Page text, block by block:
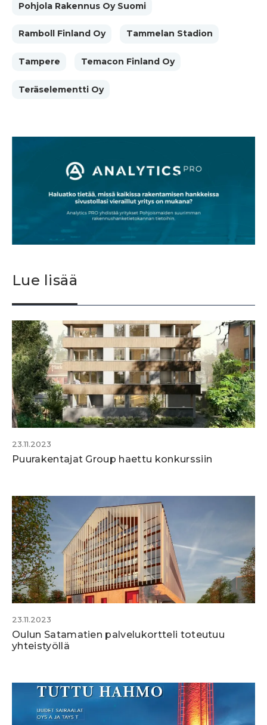
Pohjola Rakennus Oy Suomi
Ramboll Finland Oy Tammelan Stadion
Tampere Temacon Finland Oy
Teräselementti Oy
Lue lisää
23.11.2023
Puurakentajat Group haettu konkurssiin
23.11.2023
Oulun Satamatien palvelukortteli toteutuu
yhteistyöllä